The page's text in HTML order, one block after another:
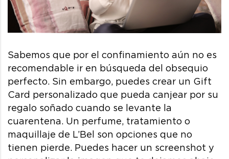
Sabemos que por el confinamiento aún no es
recomendable ir en búsqueda del obsequio
perfecto. Sin embargo, puedes crear un Gift
Card personalizado que pueda canjear por su
regalo soñado cuando se levante la
cuarentena. Un perfume, tratamiento o
maquillaje de L’Bel son opciones que no
tienen pierde. Puedes hacer un screenshot y